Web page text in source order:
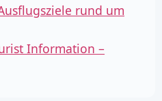
rund um
Information –